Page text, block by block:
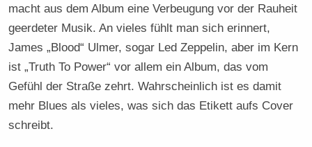
macht aus dem Album eine Verbeugung vor der Rauheit
geerdeter Musik. An vieles fühlt man sich erinnert,
James „Blood“ Ulmer, sogar Led Zeppelin, aber im Kern
ist „Truth To Power“ vor allem ein Album, das vom
Gefühl der Straße zehrt. Wahrscheinlich ist es damit
mehr Blues als vieles, was sich das Etikett aufs Cover
schreibt.